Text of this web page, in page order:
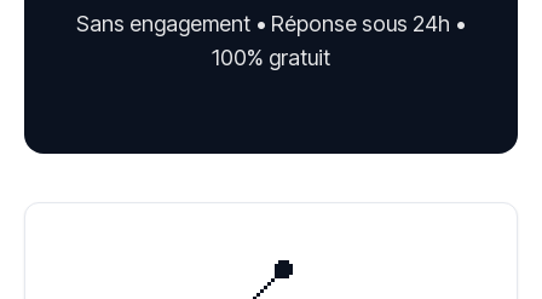
Sans engagement • Réponse sous 24h •
100% gratuit
📍